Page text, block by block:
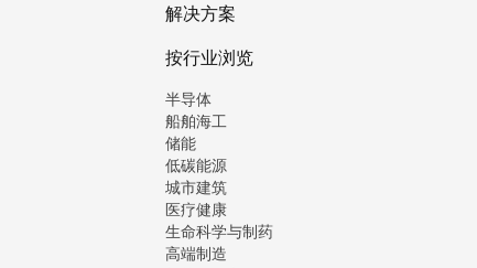
解决方案
按行业浏览
半导体
船舶海工
储能
低碳能源
城市建筑
医疗健康
生命科学与制药
高端制造